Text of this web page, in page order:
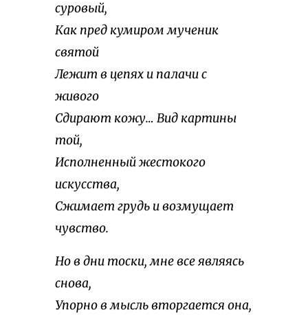
суровый,
Как пред кумиром мученик
святой
Лежит в цепях и палачи с
живого
Сдирают кожу… Вид картины
той,
Исполненный жестокого
искусства,
Сжимает грудь и возмущает
чувство.
Но в дни тоски, мне все являясь
снова,
Упорно в мысль вторгается она,